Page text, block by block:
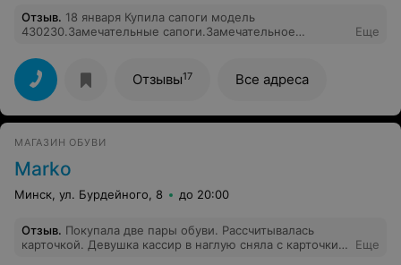
Отзыв. 18 января Купила сапоги модель
430230.Замечательные сапоги.Замечательное
Еще
Отзывы17 Все адреса
МАГАЗИН ОБУВИ
Marko
Минск, ул. Бурдейного, 8 до 20:00
Отзыв. Покупала две пары обуви. Рассчитывалась
карточкой. Девушка кассир в наглую сняла с карточки
Еще